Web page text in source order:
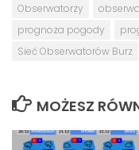
Obserwatorzy
prognoza pogody
Sieć Obserwatorów Burz
MOŻESZ